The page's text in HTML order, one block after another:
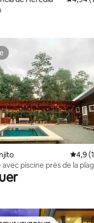
5, 175 commentaires
5, 98 commentaires
Note
4,9
avec piscine près de la